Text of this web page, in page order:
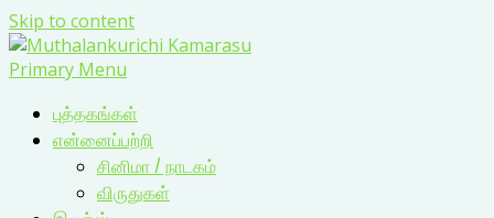
Skip to content
Primary Menu
புத்தகங்கள்
என்னைப்பற்றி
சினிமா / நாடகம்
விருதுகள்